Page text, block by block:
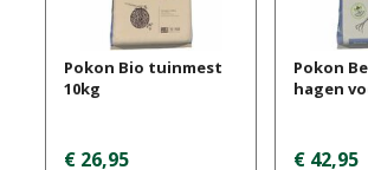
Pokon Bio tuinmest
10kg
€ 26,95
Pokon
hagen
€ 42,95